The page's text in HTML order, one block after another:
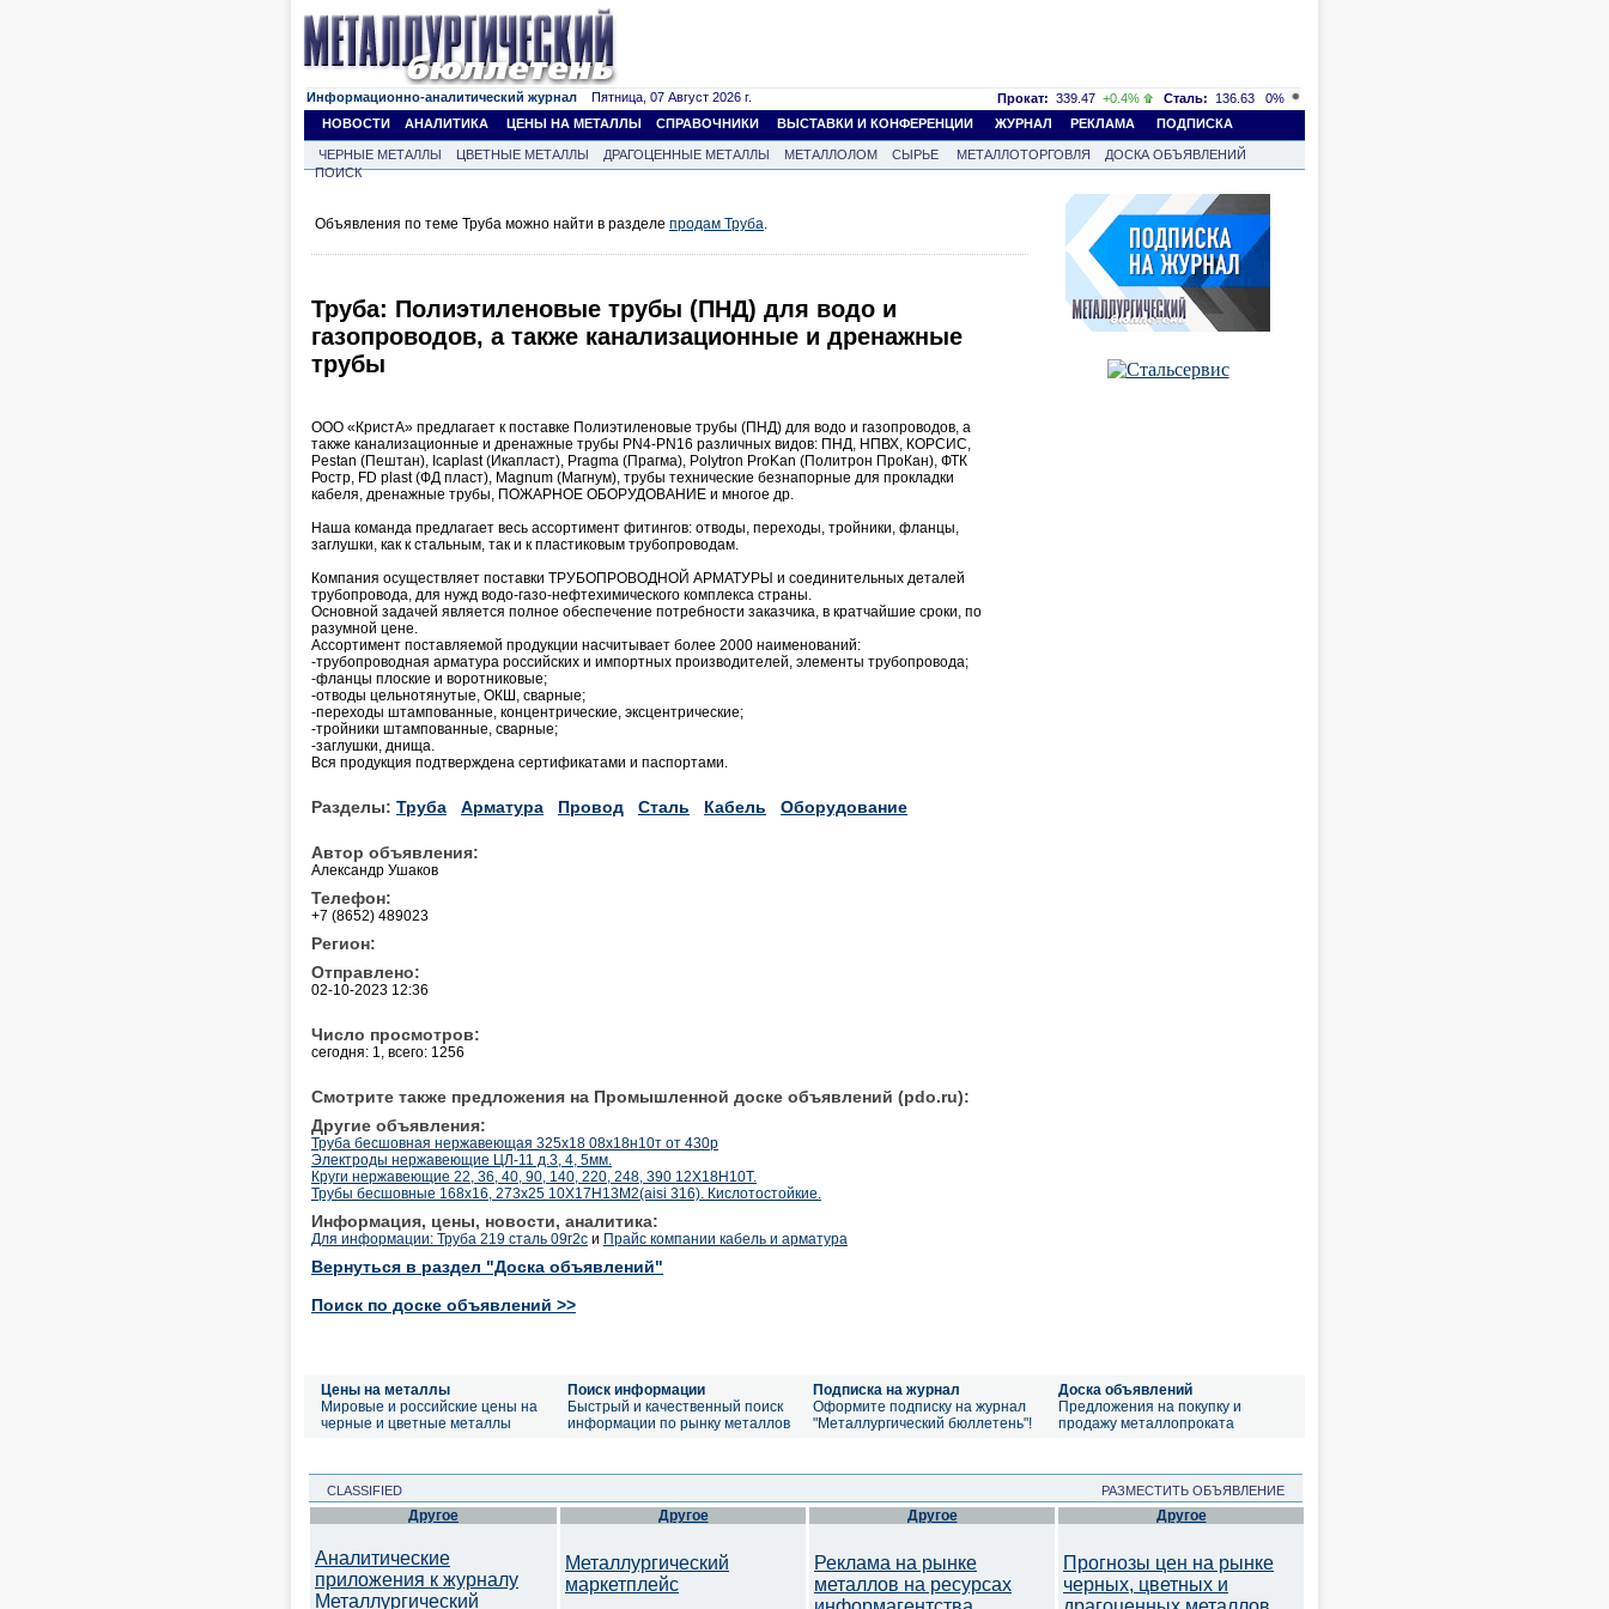
Информационно-аналитический журнал Пятница, 07 Август 2026 г. Прокат: 339.47 +0.4% Сталь: 136.63
0%
НОВОСТИ
АНАЛИТИКА ЦЕНЫ НА МЕТАЛЛЫ СПРАВОЧНИКИ ВЫСТАВКИ И КОНФЕРЕНЦИИ ЖУРНАЛ РЕКЛАМА ПОДПИСКА
ЧЕРНЫЕ МЕТАЛЛЫ ЦВЕТНЫЕ МЕТАЛЛЫ ДРАГОЦЕННЫЕ МЕТАЛЛЫ МЕТАЛЛОЛОМ СЫРЬЕ МЕТАЛЛОТОРГОВЛЯ
ДОСКА ОБЪЯВЛЕНИЙ
ПОИСК
Объявления по теме Труба можно найти в разделе продам Труба.
Труба: Полиэтиленовые трубы (ПНД) для водо и
газопроводов, а также канализационные и дренажные
трубы
ООО «КристА» предлагает к поставке Полиэтиленовые трубы (ПНД) для водо и газопроводов, а
также канализационные и дренажные трубы PN4-PN16 различных видов: ПНД, НПВХ, КОРСИС,
Pestan (Пештан), Icaplast (Икапласт), Pragma (Прагма), Polytron ProKan (Политрон ПроКан), ФТК
Ростр, FD plast (ФД пласт), Magnum (Магнум), трубы технические безнапорные для прокладки
кабеля, дренажные трубы, ПОЖАРНОЕ ОБОРУДОВАНИЕ и многое др.
Наша команда предлагает весь ассортимент фитингов: отводы, переходы, тройники, фланцы,
заглушки, как к стальным, так и к пластиковым трубопроводам.
Компания осуществляет поставки ТРУБОПРОВОДНОЙ АРМАТУРЫ и соединительных деталей
трубопровода, для нужд водо-газо-нефтехимического комплекса страны.
Основной задачей является полное обеспечение потребности заказчика, в кратчайшие сроки, по
разумной цене.
Ассортимент поставляемой продукции насчитывает более 2000 наименований:
-трубопроводная арматура российских и импортных производителей, элементы трубопровода;
-фланцы плоские и воротниковые;
-отводы цельнотянутые, ОКШ, сварные;
-переходы штампованные, концентрические, эксцентрические;
-тройники штампованные, сварные;
-заглушки, днища.
Вся продукция подтверждена сертификатами и паспортами.
Разделы: Труба Арматура Провод Сталь Кабель Оборудование
Автор объявления:
Александр Ушаков
Телефон:
+7 (8652) 489023
Регион:
Отправлено:
02-10-2023 12:36
Число просмотров:
сегодня: 1, всего: 1256
Смотрите также предложения на Промышленной доске объявлений (pdo.ru):
Другие объявления:
Труба бесшовная нержавеющая 325х18 08х18н10т от 430р
Электроды нержавеющие ЦЛ-11 д.3, 4, 5мм.
Круги нержавеющие 22, 36, 40, 90, 140, 220, 248, 390 12Х18Н10Т.
Трубы бесшовные 168х16, 273х25 10Х17Н13М2(aisi 316). Кислотостойкие.
Информация, цены, новости, аналитика:
Для информации: Труба 219 сталь 09г2с и Прайс компании кабель и арматура
Вернуться в раздел "Доска объявлений"
Поиск по доске объявлений >>
Цены на металлы
Мировые и российские цены на
черные и цветные металлы
Поиск информации
Быстрый и качественный поиск
информации по рынку металлов
Подписка на журнал
Оформите подписку на журнал
"Металлургический бюллетень"!
Доска объявлений
Предложения на покупку и
продажу металлопроката
CLASSIFIED РАЗМЕСТИТЬ ОБЪЯВЛЕНИЕ
Другое
Аналитические
приложения к журналу
Металлургический
Другое
Металлургический
маркетплейс
Другое
Реклама на рынке
металлов на ресурсах
Другое
Прогнозы цен на рынке
черных, цветных и